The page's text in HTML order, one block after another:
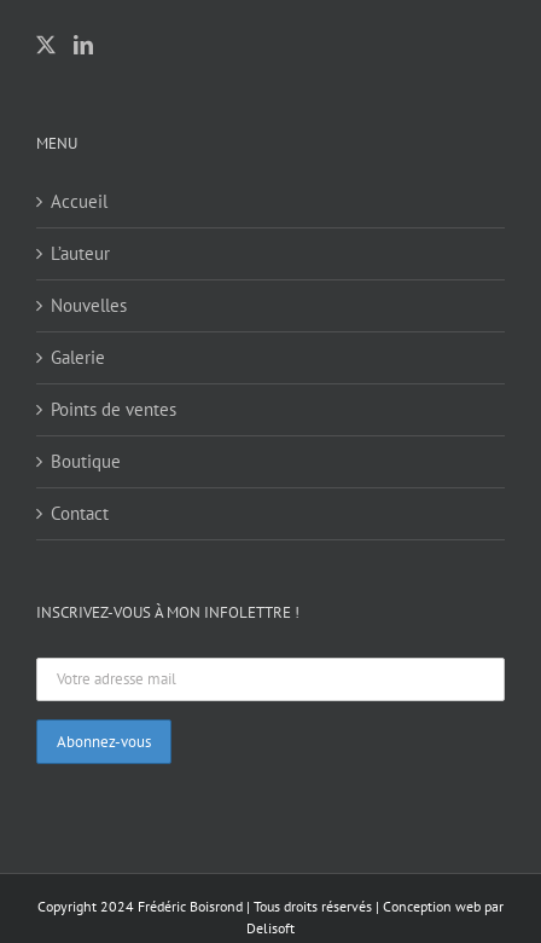
MENU
Accueil
L’auteur
Nouvelles
Galerie
Points de ventes
Boutique
Contact
INSCRIVEZ-VOUS À MON INFOLETTRE !
Copyright 2024 Frédéric Boisrond | Tous droits réservés | Conception web par
Delisoft